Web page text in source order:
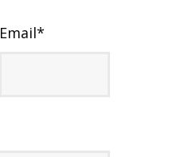
Email*